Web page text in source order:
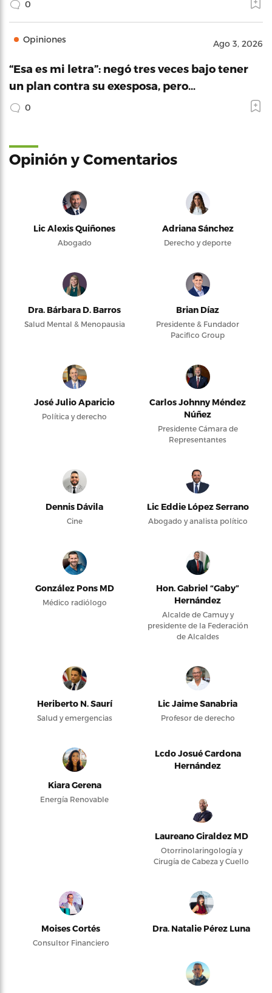
0
Opiniones Ago 3, 2026
“Esa es mi letra”: negó tres veces bajo tener
un plan contra su exesposa, pero…
0
Opinión y Comentarios
Lic Alexis Quiñones
Abogado
Adriana Sánchez
Derecho y deporte
Dra. Bárbara D. Barros
Salud Mental & Menopausia
Brian Díaz
Presidente & Fundador
Pacifico Group
José Julio Aparicio
Política y derecho
Carlos Johnny Méndez
Núñez
Presidente Cámara de
Representantes
Dennis Dávila
Cine
Lic Eddie López Serrano
Abogado y analista político
González Pons MD
Médico radiólogo
Hon. Gabriel “Gaby”
Hernández
Alcalde de Camuy y
presidente de la Federación
de Alcaldes
Heriberto N. Saurí
Salud y emergencias
Lic Jaime Sanabria
Profesor de derecho
Kiara Gerena
Energía Renovable
Lcdo Josué Cardona
Hernández
Laureano Giraldez MD
Otorrinolaringología y
Cirugía de Cabeza y Cuello
Moises Cortés
Consultor Financiero
Dra. Natalie Pérez Luna